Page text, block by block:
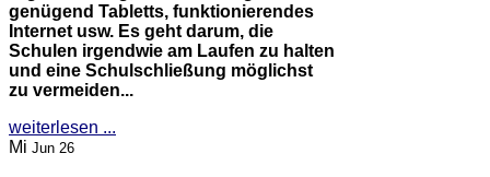
genügend Tabletts, funktionierendes
Internet usw. Es geht darum, die
Schulen irgendwie am Laufen zu halten
und eine Schulschließung möglichst
zu vermeiden...
weiterlesen ...
Mi Jun 26